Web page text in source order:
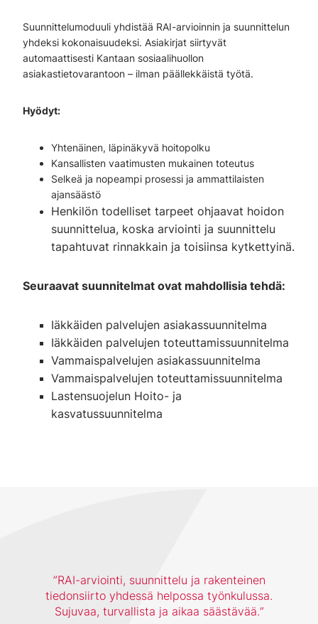
Suunnittelumoduuli yhdistää RAI-arvioinnin ja suunnittelun
yhdeksi kokonaisuudeksi. Asiakirjat siirtyvät
automaattisesti Kantaan sosiaalihuollon
asiakastietovarantoon – ilman päällekkäistä työtä.
Hyödyt:
Yhtenäinen, läpinäkyvä hoitopolku
Kansallisten vaatimusten mukainen toteutus
Selkeä ja nopeampi prosessi ja ammattilaisten
ajansäästö
Henkilön todelliset tarpeet ohjaavat hoidon
suunnittelua, koska arviointi ja suunnittelu
tapahtuvat rinnakkain ja toisiinsa kytkettyinä.
Seuraavat suunnitelmat ovat mahdollisia tehdä:
Iäkkäiden palvelujen asiakassuunnitelma
Iäkkäiden palvelujen toteuttamissuunnitelma
Vammaispalvelujen asiakassuunnitelma
Vammaispalvelujen toteuttamissuunnitelma
Lastensuojelun Hoito- ja
kasvatussuunnitelma
RAI-arviointi, suunnittelu ja rakenteinen
tiedonsiirto yhdessä helpossa työnkulussa.
Sujuvaa, turvallista ja aikaa säästävää.